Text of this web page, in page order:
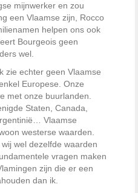
mijnwerker en zou
een Vlaamse zijn, Rocco
helpen ons ook
Bourgeois geen
wel.
zie echter geen Vlaamse
Europese. Onze
met onze buurlanden.
Staten, Canada,
Vlaamse
westerse waarden.
wel dezelfde waarden
vragen maken
zijn die er een
dan ik.